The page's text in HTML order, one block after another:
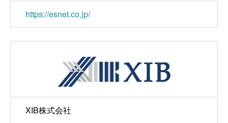
https://esnet.co.jp/
XIB株式会社